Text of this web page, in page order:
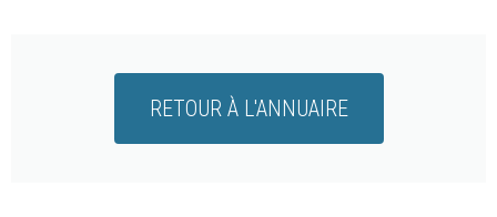
RETOUR À L'ANNUAIRE